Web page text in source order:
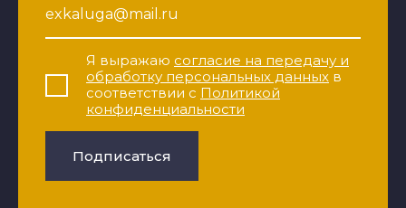
Я выражаю согласие на передачу и
обработку персональных данных в
соответствии с Политикой
конфиденциальности
Подписаться